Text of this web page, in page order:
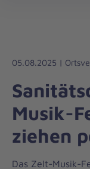
05.08.2025 |
Musik-
ziehen
Das Zelt-Musik-